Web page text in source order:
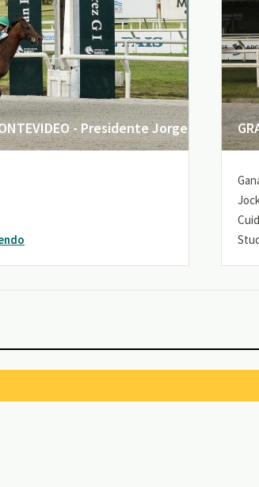
- Presidente Jorge